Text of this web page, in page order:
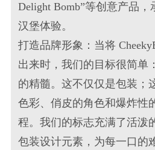
Delight Bomb”等创意产品
汉堡体验。
打造品牌形象：当将
出来时，我们的目标很简单
的精髓。这不仅仅是包装；
色彩、俏皮的角色和爆炸性
程。我们的标志充满了活泼
包装设计元素，为每一口的